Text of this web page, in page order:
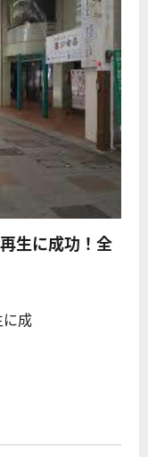
生に成功！全
に成